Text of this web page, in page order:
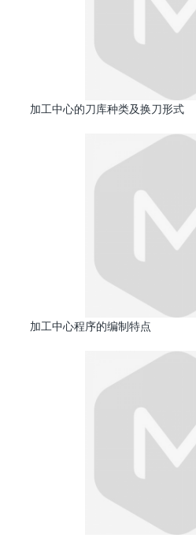
加工中心的刀库种类及换刀形式
加工中心程序的编制特点